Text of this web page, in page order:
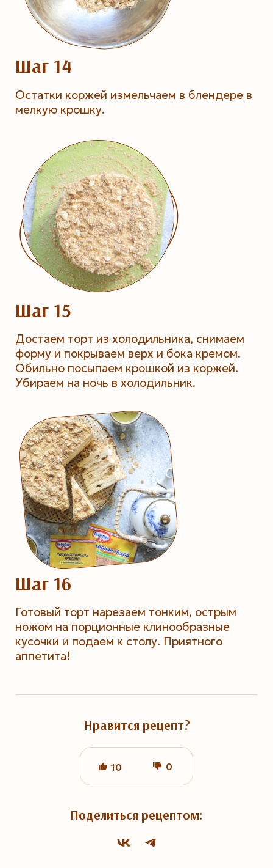
Шаг 14
Остатки коржей измельчаем в блендере в
мелкую крошку.
Шаг 15
Достаем торт из холодильника, снимаем
форму и покрываем верх и бока кремом.
Обильно посыпаем крошкой из коржей.
Убираем на ночь в холодильник.
Шаг 16
Готовый торт нарезаем тонким, острым
ножом на порционные клинообразные
кусочки и подаем к столу. Приятного
аппетита!
Нравится рецепт?
10 0
Поделиться рецептом: